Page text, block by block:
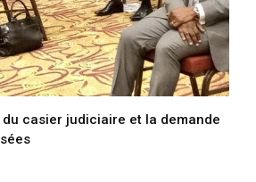
casier judiciaire et la demande